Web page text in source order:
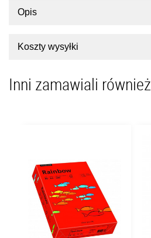
Opis
Koszty wysyłki
Inni zamawiali również